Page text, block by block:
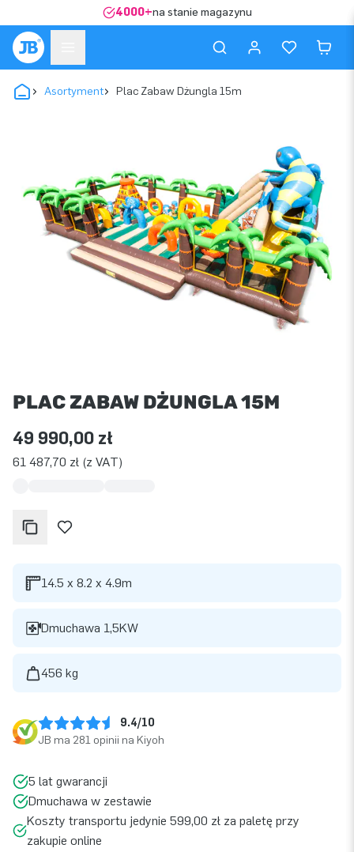
4000+na stanie magazynu
Asortyment Plac Zabaw Dżungla 15m
PLAC ZABAW DŻUNGLA 15M
49 990,00 zł
61 487,70 zł (z VAT)
14.5 x 8.2 x 4.9m
Dmuchawa 1,5KW
456 kg
9.4/10
JB ma 281 opinii na Kiyoh
5 lat gwarancji
Dmuchawa w zestawie
Koszty transportu jedynie 599,00 zł za paletę przy
zakupie online